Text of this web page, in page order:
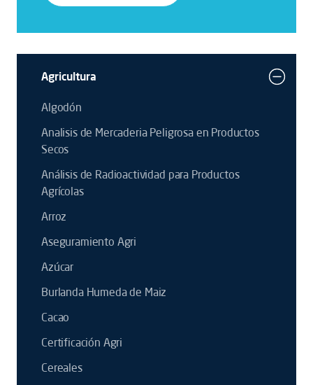
Agricultura
Algodón
Analisis de Mercaderia Peligrosa en Productos
Secos
Análisis de Radioactividad para Productos
Agrícolas
Arroz
Aseguramiento Agri
Azúcar
Burlanda Humeda de Maiz
Cacao
Certificación Agri
Cereales